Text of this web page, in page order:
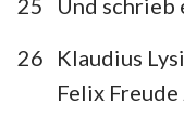
26
Klaudius
Felix